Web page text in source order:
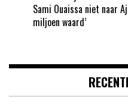
Sami Ouaissa niet naar
miljoen waard’